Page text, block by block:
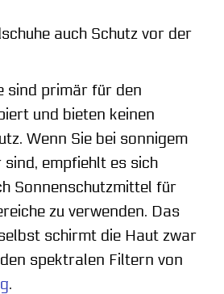
auch Schutz vor der
sind primär für den
und bieten keinen
Wenn Sie bei sonnigem
empfiehlt es sich
Sonnenschutzmittel für
zu verwenden. Das
schirmt die Haut zwar
spektralen Filtern von
.